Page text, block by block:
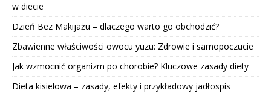
w diecie
Dzień Bez Makijażu – dlaczego warto go obchodzić?
Zbawienne właściwości owocu yuzu: Zdrowie i samopoczucie
Jak wzmocnić organizm po chorobie? Kluczowe zasady diety
Dieta kisielowa – zasady, efekty i przykładowy jadłospis